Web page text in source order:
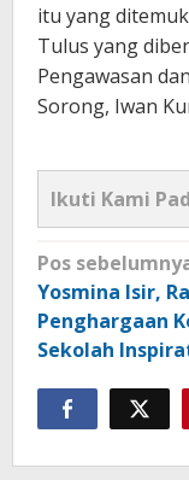
itu yang
Tulus yang
Pengawasan
Sorong, Iwan
Ikuti Kami
Navigasi
pos
Pos
Yosmina Isir,
Penghargaan
Sekolah